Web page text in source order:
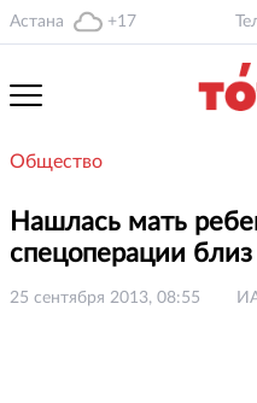
Астана +17
Общество
Нашлась мать
спецоперации
25 сентября 2013, 08:55